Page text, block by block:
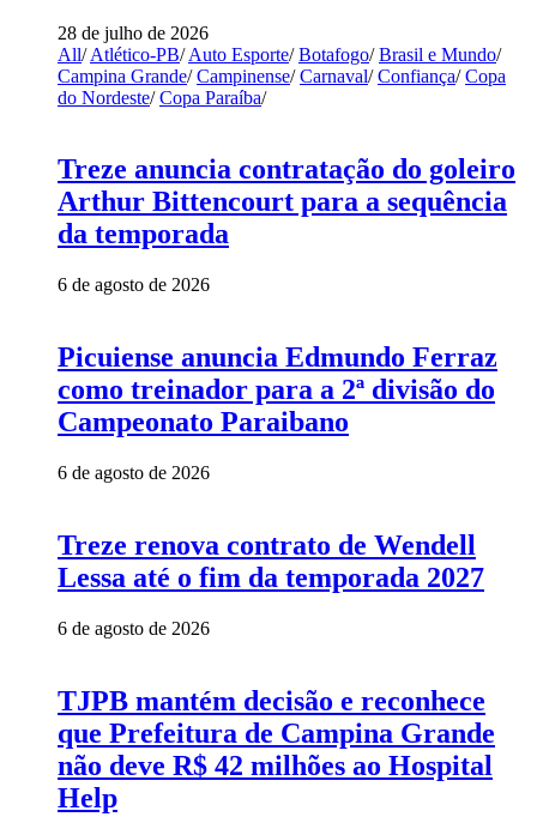
28 de julho de 2026
All/ Atlético-PB/ Auto Esporte/ Botafogo/ Brasil e Mundo/
Campina Grande/ Campinense/ Carnaval/ Confiança/ Copa
do Nordeste/ Copa Paraíba/
Treze anuncia contratação do goleiro
Arthur Bittencourt para a sequência
da temporada
6 de agosto de 2026
Picuiense anuncia Edmundo Ferraz
como treinador para a 2ª divisão do
Campeonato Paraibano
6 de agosto de 2026
Treze renova contrato de Wendell
Lessa até o fim da temporada 2027
6 de agosto de 2026
TJPB mantém decisão e reconhece
que Prefeitura de Campina Grande
não deve R$ 42 milhões ao Hospital
Help